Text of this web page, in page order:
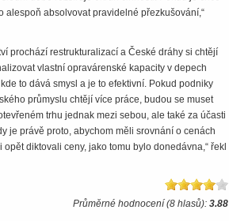
alespoň absolvovat pravidelné přezkušování,“
prochází restrukturalizací a České dráhy si chtějí
vlastní opravárenské kapacity v depech
to dává smysl a je to efektivní. Pokud podniky
průmyslu chtějí více práce, budou se muset
trhu jednak mezi sebou, ale také za účasti
je právě proto, abychom měli srovnání o cenách
diktovali ceny, jako tomu bylo donedávna,“ řekl
Průměrné hodnocení (8 hlasů): 3.88